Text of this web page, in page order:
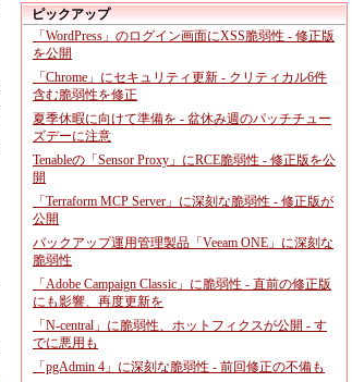
ピックアップ
「WordPress」のログイン画面にXSS脆弱性 - 修正版
を公開
「Chrome」にセキュリティ更新 - クリティカル6件
含む脆弱性を修正
夏季休暇に向けて準備を - 盆休み週のパッチチュー
ズデーに注意
Tenableの「Sensor Proxy」にRCE脆弱性 - 修正版を公
開
「Terraform MCP Server」に深刻な脆弱性 - 修正版が
公開
バックアップ運用管理製品「Veeam ONE」に深刻な
脆弱性
「Adobe Campaign Classic」に脆弱性 - 直前の修正版
にも影響、再度更新を
「N-central」に脆弱性、ホットフィクスが公開 - す
でに悪用も
「pgAdmin 4」に深刻な脆弱性 - 前回修正の不備も